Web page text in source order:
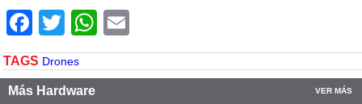
Facebook
TwitterWhatsApp
TAGS Drones
Más Hardware VER MÁS